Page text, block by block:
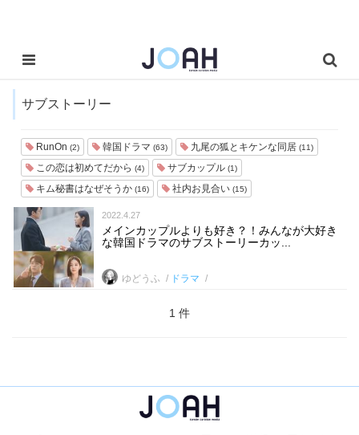
サブストーリー
RunOn (2) 韓国ドラマ (63) 九尾の狐とキケンな同居 (11)
この恋は初めてだから (4) サブカップル (1)
キム秘書はなぜそうか (16) 社内お見合い (15)
2022.4.27
メインカップルよりも好き？！みんなが大好き
な韓国ドラマのサブストーリーカッ...
ゆどうふ ドラマ
1 件